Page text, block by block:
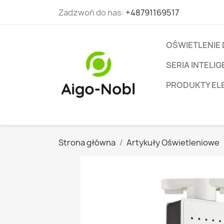
Zadzwoń do nas: +48791169517
OŚWIETLENIE
SERIA
PRODUKTY
Strona główna Artykuły Oświetleniowe